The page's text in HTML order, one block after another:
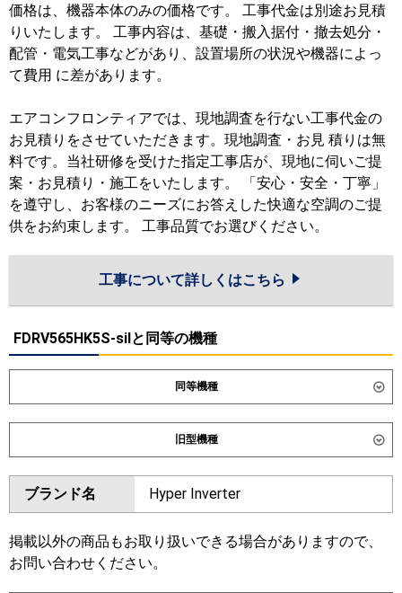
価格は、機器本体のみの価格です。 工事代金は別途お見積
りいたします。 工事内容は、基礎・搬入据付・撤去処分・
配管・電気工事などがあり、設置場所の状況や機器によっ
て費用 に差があります。
エアコンフロンティアでは、現地調査を行ない工事代金の
お見積りをさせていただきます。現地調査・お見 積りは無
料です。当社研修を受けた指定工事店が、現地に伺いご提
案・お見積り・施工をいたします。 「安心・安全・丁寧」
を遵守し、お客様のニーズにお答えした快適な空調のご提
供をお約束します。 工事品質でお選びください。
工事について詳しくはこちら
FDRV565HK5S-silと同等の機種
同等機種
ダイキン SZRB56CV
東芝 GBSA05613JMUB
三菱電機 PDZ-ERMP56SG6
日立 RCB-GP56RSHJ12
三菱重工 FDRV566HK6S-ca
旧型機種
ダイキン SZRB56BYV SZRB56BJV
SZRB56BFV SZRB56BCV
東芝
RBSA05633JMUB
RBSA05633JMU RBSA05633JM
ブランド名 Hyper Inverter
掲載以外の商品もお取り扱いできる場合がありますので、
お問い合わせください。